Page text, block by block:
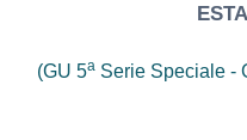
(GU 5a Serie Speciale -